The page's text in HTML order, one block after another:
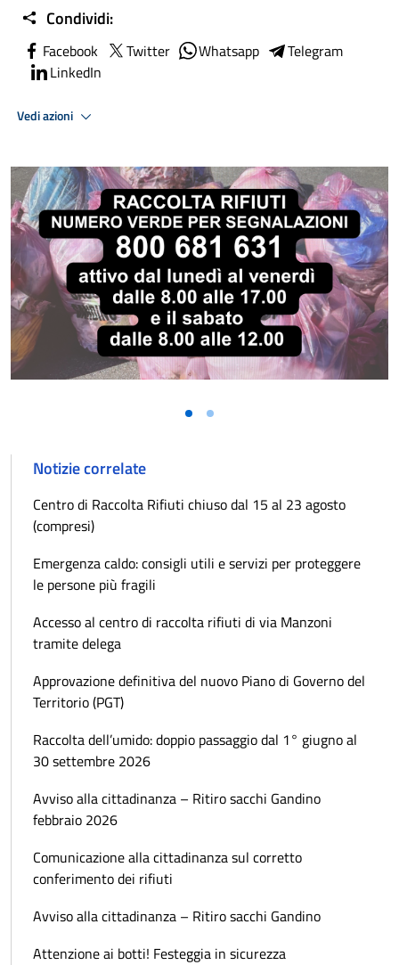
Condividi:
Facebook Twitter Whatsapp
Telegram
LinkedIn
Vedi azioni
Notizie correlate
Centro di Raccolta Rifiuti chiuso dal 15 al 23 agosto
(compresi)
Emergenza caldo: consigli utili e servizi per proteggere
le persone più fragili
Accesso al centro di raccolta rifiuti di via Manzoni
tramite delega
Approvazione definitiva del nuovo Piano di Governo del
Territorio (PGT)
Raccolta dell’umido: doppio passaggio dal 1° giugno al
30 settembre 2026
Avviso alla cittadinanza – Ritiro sacchi Gandino
febbraio 2026
Comunicazione alla cittadinanza sul corretto
conferimento dei rifiuti
Avviso alla cittadinanza – Ritiro sacchi Gandino
Attenzione ai botti! Festeggia in sicurezza